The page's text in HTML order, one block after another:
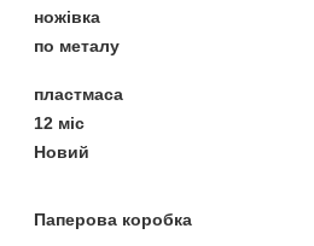
ножівка
по металу
пластмаса
12 міс
Новий
Паперова коробка